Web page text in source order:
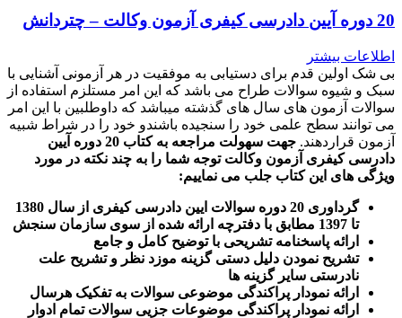
20 دوره آیین دادرسی کیفری آزمون وکالت – چتردانش
اطلاعات بیشتر
بی شک اولین قدم برای دستیابی به موفقیت در هر آزمونی آشنایی با
سبک و شیوه سوالات طراح می باشد که این امر مستلزم استفاده از
سوالات آزمون های سال های گذشته میباشد که داوطلبین با این امر
می توانند سطح علمی خود را سنجیده باشندو خود را در شراط شبیه
آزمون قراردهند.
جهت سهولت مراجعه به کتاب 20 دوره آیین
دادرسی کیفری آزمون وکالت توجه شما را به چند نکته در مورد
ویژگی های این کتاب جلب می نماییم:
گرداوری 20 دوره سوالات ایین دادرسی کیفری از سال 1380
تا 1397 مطابق با دفترچه ارائه شده از سوی سازمان سنجش
ارائه پاسخنامه تشریحی با توضیح کامل و جامع
تشریح نمودن دلیل دستی گزینه موزد نظر و تشریح علت
نادرستی سایر گزینه ها
ارائه نمودار پراکندگی موضوعی سوالات به تفکیک هرسال
رائه نمودار پراکندگی موضوعات جزیی سوالات تمام ادوار